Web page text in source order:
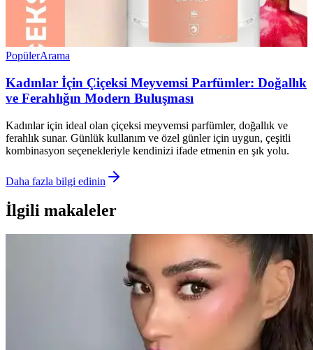
PopülerArama
Kadınlar İçin Çiçeksi Meyvemsi Parfümler: Doğallık
ve Ferahlığın Modern Buluşması
Kadınlar için ideal olan çiçeksi meyvemsi parfümler, doğallık ve
ferahlık sunar. Günlük kullanım ve özel günler için uygun, çeşitli
kombinasyon seçenekleriyle kendinizi ifade etmenin en şık yolu.
Daha fazla bilgi edinin
İlgili makaleler